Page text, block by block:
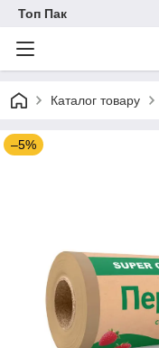
Топ Пак
Каталог товару
–5%